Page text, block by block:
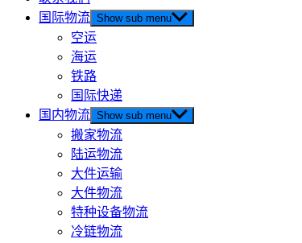
国际物流 Show sub menu
空运
海运
铁路
国际快递
国内物流 Show sub menu
搬家物流
陆运物流
大件运输
大件物流
特种设备物流
冷链物流